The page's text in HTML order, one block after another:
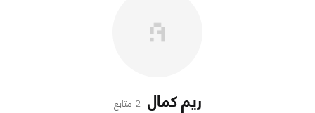
ريم كمال 2 متابع